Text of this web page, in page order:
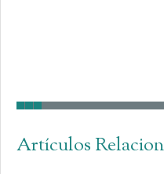
Artículos